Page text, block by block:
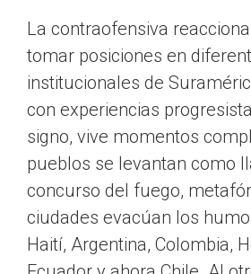
La contraofensiva
tomar posiciones en
institucionales de
con experiencias
signo, vive momentos
pueblos se levantan como
concurso del fuego,
ciudades evacúan los
Haití, Argentina, Colombia,